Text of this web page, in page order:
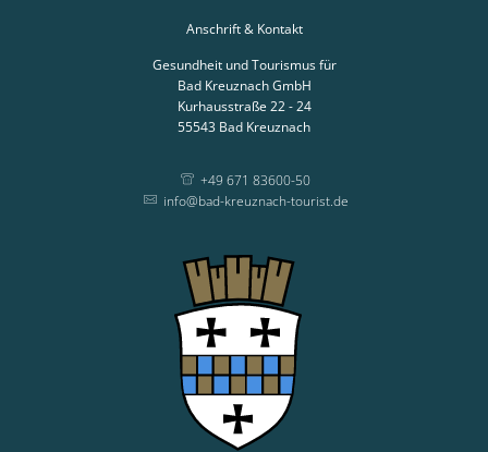
Anschrift & Kontakt
Gesundheit und Tourismus für
Bad Kreuznach GmbH
Kurhausstraße 22 - 24
55543 Bad Kreuznach
+49 671 83600-50
info@bad-kreuznach-tourist.de